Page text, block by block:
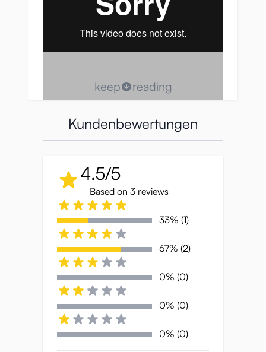
Gramm, das nicht nur durch seinen Namen
überzeugt. G-Projekt hat bei der
Entwicklung dieses Masturbators darauf
geachtet, dass er gut in der Hand liegt und
gleichzeitig ergonomisch gestaltet ist. Die
Kombination aus schmaler Taille und vollem
Po sorgt für ein angenehmes Handling und
ein intensives Nutzungserlebnis.
Ansprechendes Design
von Akinashi Yuuu
keep reading
Kundenbewertungen
4.5/5
Based on 3 reviews
33% (1)
67% (2)
0% (0)
0% (0)
0% (0)